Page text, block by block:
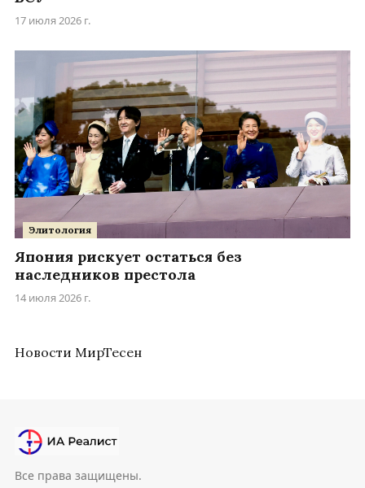
17 июля 2026 г.
Элитология
Япония рискует остаться без
наследников престола
14 июля 2026 г.
Новости МирТесен
Все права защищены.